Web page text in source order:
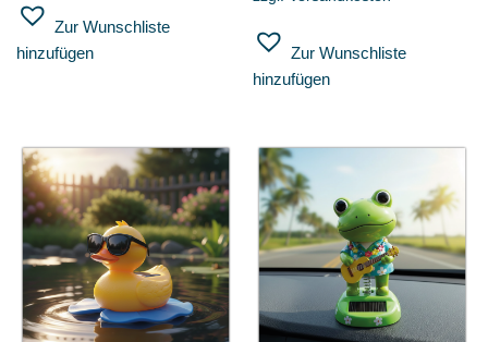
Zur Wunschliste
hinzufügen
Zur Wunschliste
hinzufügen